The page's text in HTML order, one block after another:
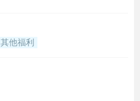
其他福利